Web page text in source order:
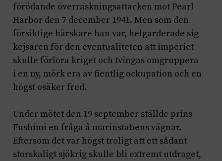
förödande överraskningsattacken mot Pearl
Harbor den 7 december 1941. Men som den
försiktige härskare han var, helgarderade sig
kejsaren för den eventualiteten att imperiet
skulle förlora kriget och tvingas omgruppera
i en ny, mörk era av fientlig ockupation och en
högst osäker fred.
Under mötet den 19 september ställde prins
Fushimi en fråga å marinstabens vägnar.
Eftersom det var högst troligt att ett sådant
storskaligt sjökrig skulle bli extremt utdraget,